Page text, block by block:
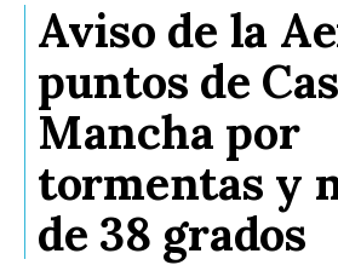
Aviso de la
puntos de
Mancha por
tormentas y
de 38 grados